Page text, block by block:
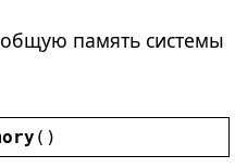
память системы
()